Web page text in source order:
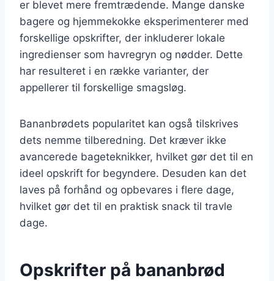
er blevet mere fremtrædende. Mange danske
bagere og hjemmekokke eksperimenterer med
forskellige opskrifter, der inkluderer lokale
ingredienser som havregryn og nødder. Dette
har resulteret i en række varianter, der
appellerer til forskellige smagsløg.
Bananbrødets popularitet kan også tilskrives
dets nemme tilberedning. Det kræver ikke
avancerede bageteknikker, hvilket gør det til en
ideel opskrift for begyndere. Desuden kan det
laves på forhånd og opbevares i flere dage,
hvilket gør det til en praktisk snack til travle
dage.
Opskrifter på bananbrød